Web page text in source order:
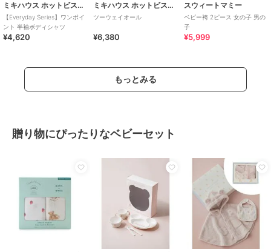
ミキハウス ホットビスケッツ
【Everyday Series】ワンポイ
ント 半袖ボディシャツ
¥4,620
ミキハウス ホットビスケッツ
ツーウェイオール
¥6,380
スウィートマミー
ベビー袴 2ピース 女の子 男の
子
¥5,999
もっとみる
贈り物にぴったりなベビーセット